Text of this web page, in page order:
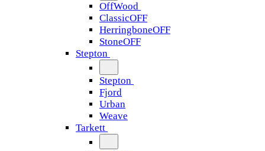
OffWood
ClassicOFF
HerringboneOFF
StoneOFF
Stepton
Stepton
Fjord
Urban
Weave
Tarkett